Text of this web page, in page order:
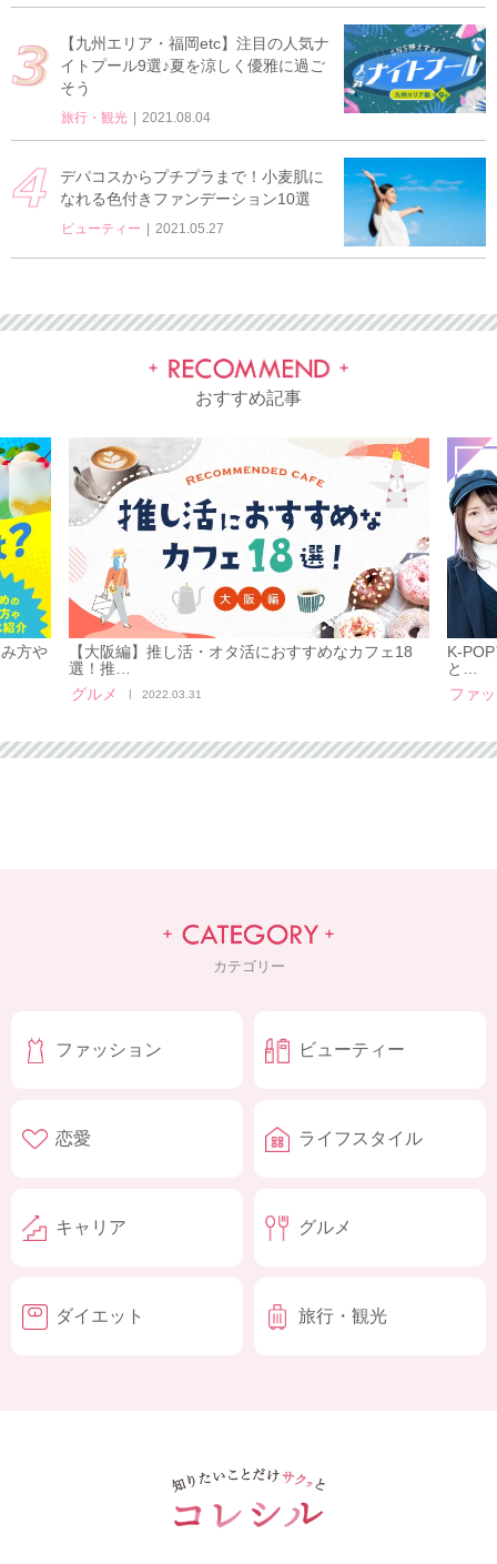
【九州エリア・福岡etc】注目の人気ナ
イトプール9選♪夏を涼しく優雅に過ご
そう
旅行・観光 2021.08.04
デパコスからプチプラまで！小麦肌に
なれる色付きファンデーション10選
ビューティー 2021.05.27
おすすめ記事
方や
【大阪編】推し活・オタ活におすすめなカフェ18
選！推…
グルメ
2022.03.31
K-
と…
ファ
カテゴリー
ファッション ビューティー
恋愛 ライフスタイル
キャリア グルメ
ダイエット 旅行・観光